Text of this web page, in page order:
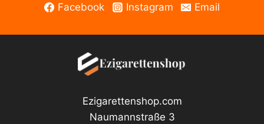
Facebook Instagram Email
Ezigarettenshop.com
Naumannstraße 3